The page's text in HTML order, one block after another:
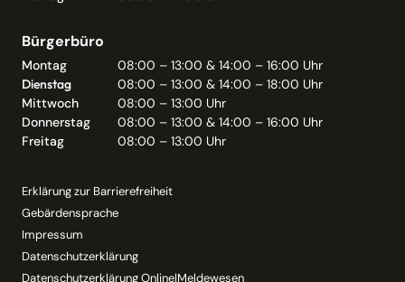
Bürgerbüro
Montag
08:00 – 13:00 & 14:00 – 16:00 Uhr
Dienstag
08:00 – 13:00 & 14:00 – 18:00 Uhr
Mittwoch
08:00 – 13:00 Uhr
Donnerstag
08:00 – 13:00 & 14:00 – 16:00 Uhr
Freitag
08:00 – 13:00 Uhr
Erklärung zur Barrierefreiheit
Gebärdensprache
Impressum
Datenschutzerklärung
Datenschutzerklärung Online|Meldewesen